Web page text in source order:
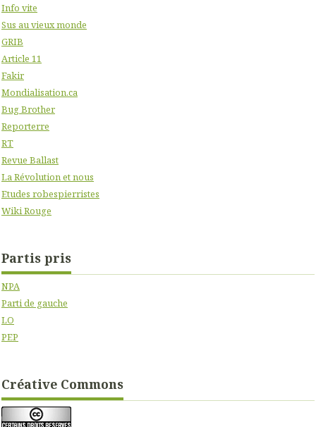
Info vite
Sus au vieux monde
GRIB
Article 11
Fakir
Mondialisation.ca
Bug Brother
Reporterre
RT
Revue Ballast
La Révolution et nous
Etudes robespierristes
Wiki Rouge
Partis pris
NPA
Parti de gauche
LO
PEP
Créative Commons